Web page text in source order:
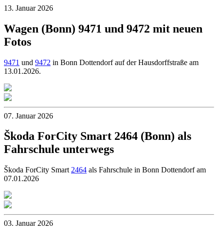
13. Januar 2026
Wagen (Bonn) 9471 und 9472 mit neuen
Fotos
9471 und 9472 in Bonn Dottendorf auf der Hausdorffstraße am
13.01.2026.
07. Januar 2026
Škoda ForCity Smart 2464 (Bonn) als
Fahrschule unterwegs
Škoda ForCity Smart 2464 als Fahrschule in Bonn Dottendorf am
07.01.2026
03. Januar 2026